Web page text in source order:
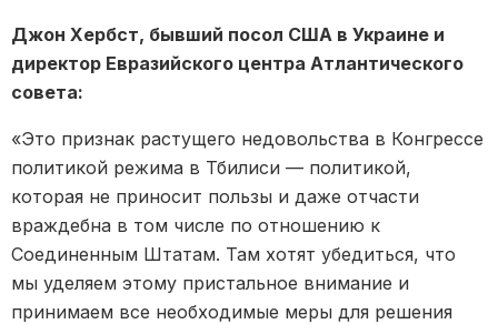
Джон Хербст, бывший посол США в Украине и
директор Евразийского центра Атлантического
совета:
«Это признак растущего недовольства в Конгрессе
политикой режима в Тбилиси — политикой,
которая не приносит пользы и даже отчасти
враждебна в том числе по отношению к
Соединенным Штатам. Там хотят убедиться, что
мы уделяем этому пристальное внимание и
принимаем все необходимые меры для решения